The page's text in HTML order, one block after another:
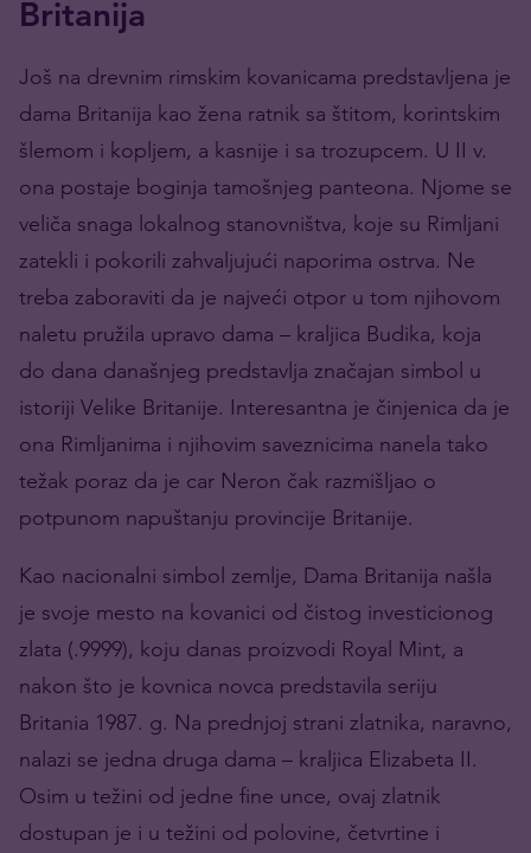
Britanija
Još na drevnim rimskim kovanicama predstavljena je
dama Britanija kao žena ratnik sa štitom, korintskim
šlemom i kopljem, a kasnije i sa trozupcem. U II v.
ona postaje boginja tamošnjeg panteona. Njome se
veliča snaga lokalnog stanovništva, koje su Rimljani
zatekli i pokorili zahvaljujući naporima ostrva. Ne
treba zaboraviti da je najveći otpor u tom njihovom
naletu pružila upravo dama – kraljica Budika, koja
do dana današnjeg predstavlja značajan simbol u
istoriji Velike Britanije. Interesantna je činjenica da je
ona Rimljanima i njihovim saveznicima nanela tako
težak poraz da je car Neron čak razmišljao o
potpunom napuštanju provincije Britanije.
Kao nacionalni simbol zemlje, Dama Britanija našla
je svoje mesto na kovanici od čistog investicionog
zlata (.9999), koju danas proizvodi Royal Mint, a
nakon što je kovnica novca predstavila seriju
Britania 1987. g. Na prednjoj strani zlatnika, naravno,
nalazi se jedna druga dama – kraljica Elizabeta II.
Osim u težini od jedne fine unce, ovaj zlatnik
dostupan je i u težini od polovine, četvrtine i